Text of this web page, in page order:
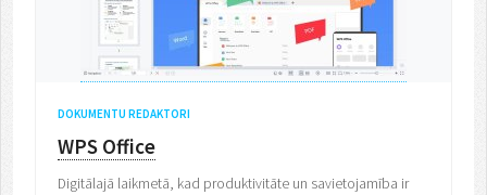
DOKUMENTU REDAKTORI
WPS Office
Digitālajā laikmetā, kad produktivitāte un savietojamība ir